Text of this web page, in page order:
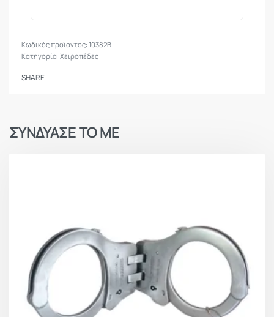
10382B
Κατηγορία:Χειροπέδες
SHARE
ΣΥΝΔΥΑΣΕ ΤΟ ΜΕ